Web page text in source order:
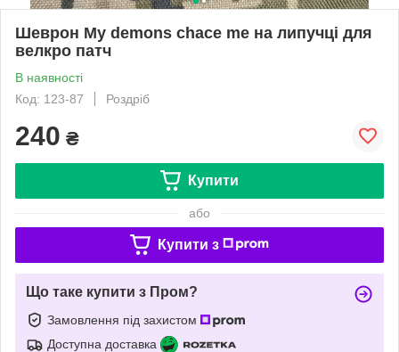
Шеврон My demons chace me на липучці для
велкро патч
В наявності
Код: 123-87
Роздріб
240 ₴
Купити
або
Купити з
Що таке купити з Пром?
Замовлення під захистом
Доступна доставка